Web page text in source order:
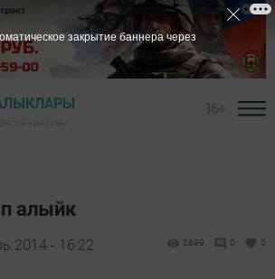
алыйк
2014 - 16:22 2699 0 0
закрытие баннера через